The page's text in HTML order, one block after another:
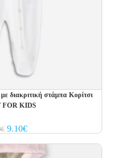
διακριτική στάμπα Κορίτσι
FOR KIDS
€ Original
price
13.00€.
9.10€Current
price